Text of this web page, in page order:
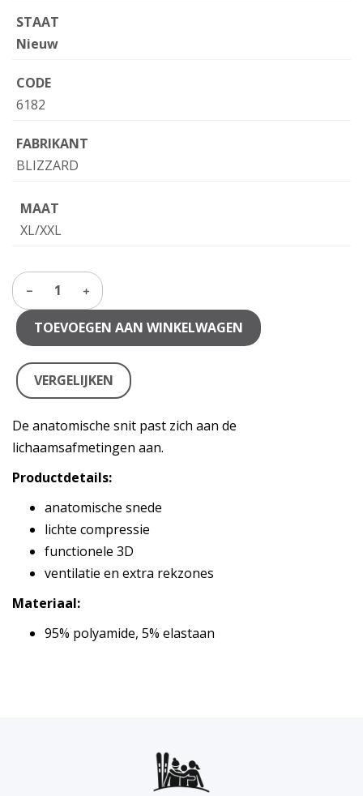
STAAT
Nieuw
CODE
6182
FABRIKANT
BLIZZARD
MAAT
XL/XXL
1
TOEVOEGEN AAN WINKELWAGEN
VERGELIJKEN
De anatomische snit past zich aan de
lichaamsafmetingen aan.
Productdetails:
anatomische snede
lichte compressie
functionele 3D
ventilatie en extra rekzones
Materiaal:
95% polyamide, 5% elastaan